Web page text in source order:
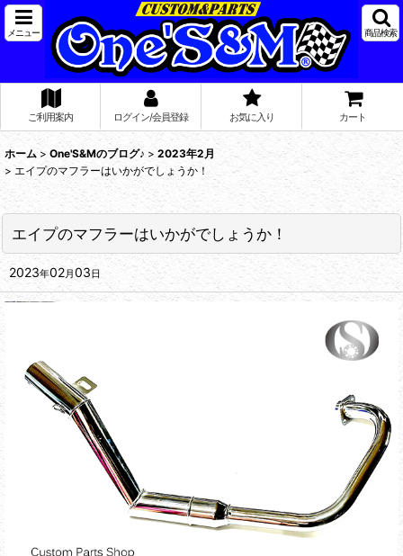
メニュー 商品検索
ご利用案内 ログイン/会員登録 お気に入り カート
ホーム > One'S&Mのブログ♪ > 2023年2月
> エイプのマフラーはいかがでしょうか！
エイプのマフラーはいかがでしょうか！
2023年02月03日